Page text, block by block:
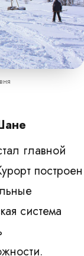
главной
построен
система